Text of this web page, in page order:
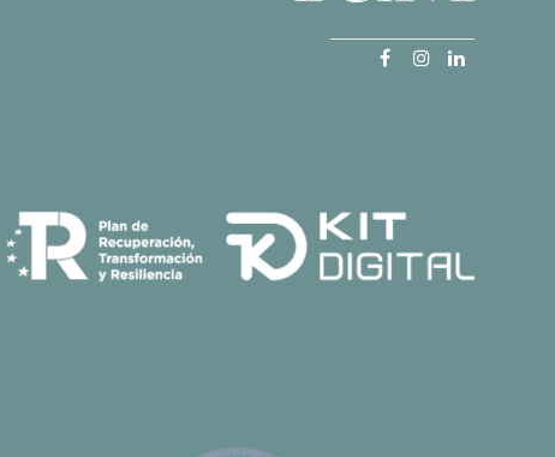
Facebook
Instagram
LinkedIn